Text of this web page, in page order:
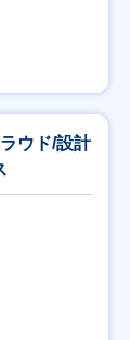
ウド/設計